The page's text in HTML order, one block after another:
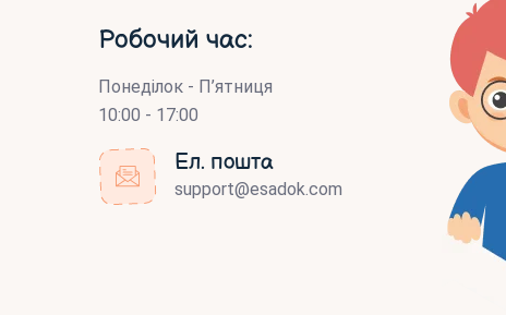
Робочий час:
Понеділок - П’ятниця
10:00 - 17:00
Ел. пошта
support@esadok.com